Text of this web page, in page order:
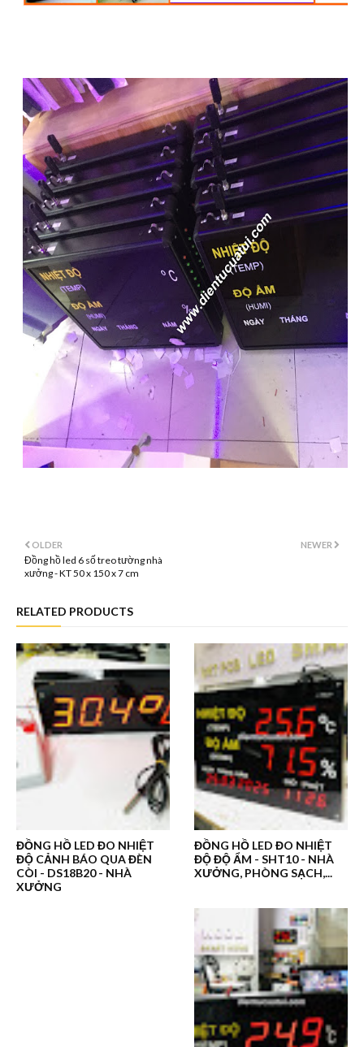
NEWER
OLDER
Đồng hồ led 6 số treo tường nhà
xưởng - KT 50 x 150 x 7 cm
RELATED PRODUCTS
ĐỒNG HỒ LED ĐO NHIỆT
ĐỘ CẢNH BÁO QUA ĐÈN
CÒI - DS18B20 - NHÀ
XƯỞNG
ĐỒNG HỒ LED ĐO NHIỆT
ĐỘ ĐỘ ẨM - SHT10 - NHÀ
XƯỞNG, PHÒNG SẠCH,...